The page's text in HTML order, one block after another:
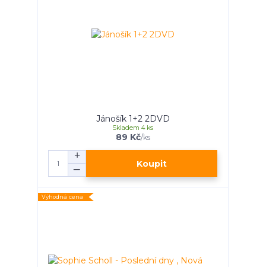
Jánošík 1+2 2DVD
89 Kč/ks
Skladem 4 ks
Koupit
Výhodná cena